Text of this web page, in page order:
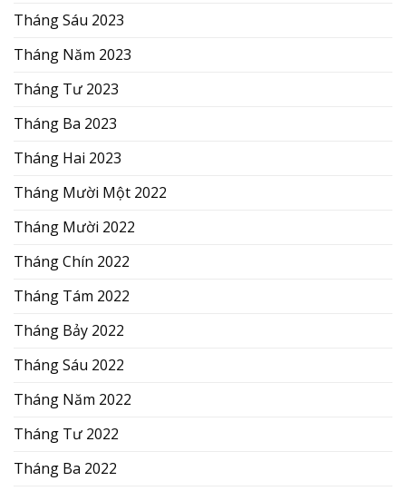
Tháng Sáu 2023
Tháng Năm 2023
Tháng Tư 2023
Tháng Ba 2023
Tháng Hai 2023
Tháng Mười Một 2022
Tháng Mười 2022
Tháng Chín 2022
Tháng Tám 2022
Tháng Bảy 2022
Tháng Sáu 2022
Tháng Năm 2022
Tháng Tư 2022
Tháng Ba 2022